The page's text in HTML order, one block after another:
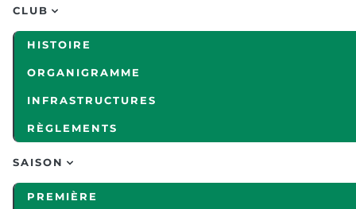
CLUB
HISTOIRE
ORGANIGRAMME
INFRASTRUCTURES
RÈGLEMENTS
SAISON
PREMIÈRE